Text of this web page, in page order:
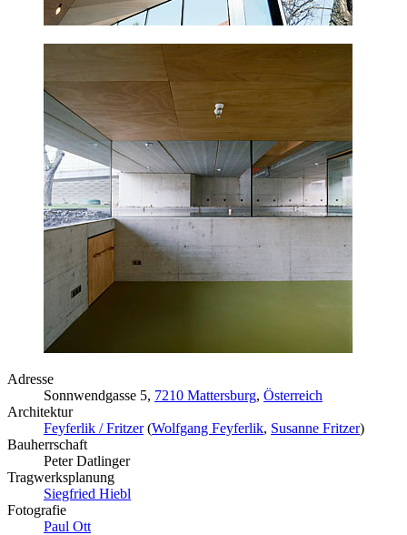
Adresse
Sonnwendgasse 5, 7210 Mattersburg, Österreich
Architektur
Feyferlik / Fritzer(Wolfgang Feyferlik, Susanne Fritzer)
Bauherrschaft
Peter Datlinger
Tragwerksplanung
Siegfried Hiebl
Fotografie
Paul Ott